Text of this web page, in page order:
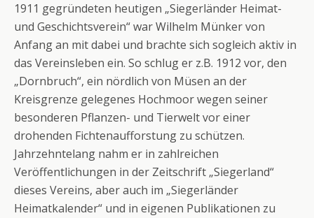
1911 gegründeten heutigen „Siegerländer Heimat-
und Geschichtsverein“ war Wilhelm Münker von
Anfang an mit dabei und brachte sich sogleich aktiv in
das Vereinsleben ein. So schlug er z.B. 1912 vor, den
„Dornbruch“, ein nördlich von Müsen an der
Kreisgrenze gelegenes Hochmoor wegen seiner
besonderen Pflanzen- und Tierwelt vor einer
drohenden Fichtenaufforstung zu schützen.
Jahrzehntelang nahm er in zahlreichen
Veröffentlichungen in der Zeitschrift „Siegerland“
dieses Vereins, aber auch im „Siegerländer
Heimatkalender“ und in eigenen Publikationen zu